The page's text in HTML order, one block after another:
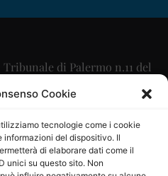
Cookie
tecnologie come i cookie
informazioni del dispositivo. Il
di elaborare dati come il
unici su questo sito. Non
di Palermo n.11 del
2015
Maurizio Scaglione